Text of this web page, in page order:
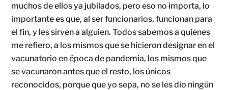
muchos de ellos ya jubilados, pero eso no importa, lo
importante es que, al ser funcionarios, funcionan para
el fin, y les sirven a alguien. Todos sabemos a quienes
me refiero, a los mismos que se hicieron designar en el
vacunatorio en época de pandemia, los mismos que
se vacunaron antes que el resto, los únicos
reconocidos, porque que yo sepa, no se les dio ningún